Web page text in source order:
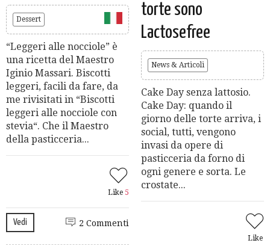
Dessert
“Leggeri alle nocciole” è
una ricetta del Maestro
Iginio Massari. Biscotti
leggeri, facili da fare, da
me rivisitati in “Biscotti
leggeri alle nocciole con
stevia“. Che il Maestro
della pasticceria...
Like 5
Vedi 2 Commenti
torte sono
Lactosefree
News & Articoli
Cake Day senza lattosio.
Cake Day: quando il
giorno delle torte arriva, i
social, tutti, vengono
invasi da opere di
pasticceria da forno di
ogni genere e sorta. Le
crostate...
Like